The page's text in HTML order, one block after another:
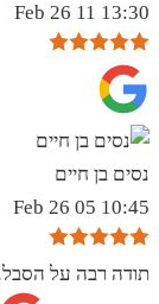
13:30 11 Feb 26
נסים בן חיים
10:45 05 Feb 26
תודה רבה על